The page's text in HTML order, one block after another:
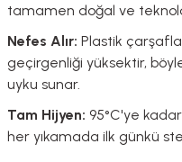
tamamen doğal ve
Nefes Alır: Plastik
geçirgenliği yüksektir,
uyku sunar.
Tam Hijyen: 95°C'ye
her yıkamada ilk günkü